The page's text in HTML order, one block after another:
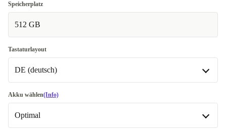
Exzellent
Speicherplatz
512 GB
Tastaturlayout
DE (deutsch)
DE (deutsch)
ES (spanisch)
Akku wählen(Info)
Optimal